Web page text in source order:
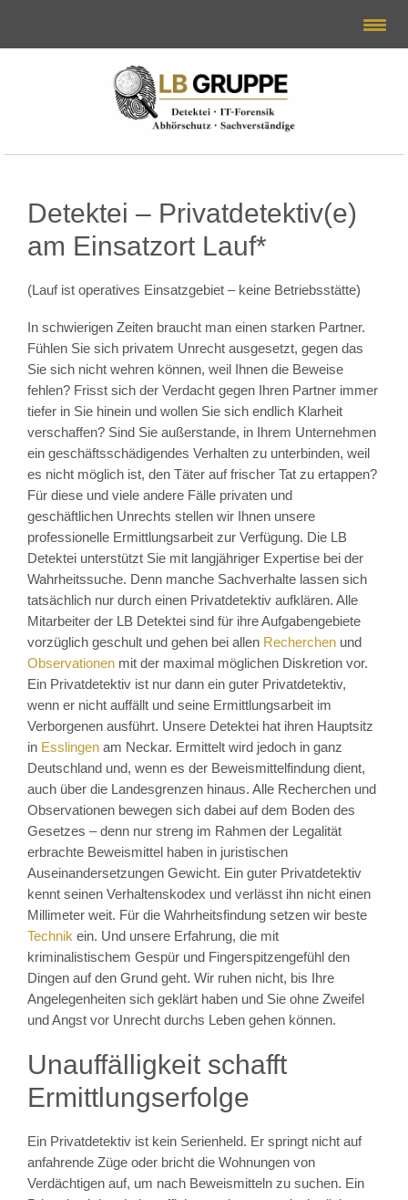
Detektei – Privatdetektiv(e)
am Einsatzort Lauf*
(Lauf ist operatives Einsatzgebiet – keine Betriebsstätte)
In schwierigen Zeiten braucht man einen starken Partner.
Fühlen Sie sich privatem Unrecht ausgesetzt, gegen das
Sie sich nicht wehren können, weil Ihnen die Beweise
fehlen? Frisst sich der Verdacht gegen Ihren Partner immer
tiefer in Sie hinein und wollen Sie sich endlich Klarheit
verschaffen? Sind Sie außerstande, in Ihrem Unternehmen
ein geschäftsschädigendes Verhalten zu unterbinden, weil
es nicht möglich ist, den Täter auf frischer Tat zu ertappen?
Für diese und viele andere Fälle privaten und
geschäftlichen Unrechts stellen wir Ihnen unsere
professionelle Ermittlungsarbeit zur Verfügung. Die LB
Detektei unterstützt Sie mit langjähriger Expertise bei der
Wahrheitssuche. Denn manche Sachverhalte lassen sich
tatsächlich nur durch einen Privatdetektiv aufklären. Alle
Mitarbeiter der LB Detektei sind für ihre Aufgabengebiete
vorzüglich geschult und gehen bei allen Recherchen und
Observationen mit der maximal möglichen Diskretion vor.
Ein Privatdetektiv ist nur dann ein guter Privatdetektiv,
wenn er nicht auffällt und seine Ermittlungsarbeit im
Verborgenen ausführt. Unsere Detektei hat ihren Hauptsitz
in Esslingen am Neckar. Ermittelt wird jedoch in ganz
Deutschland und, wenn es der Beweismittelfindung dient,
auch über die Landesgrenzen hinaus. Alle Recherchen und
Observationen bewegen sich dabei auf dem Boden des
Gesetzes – denn nur streng im Rahmen der Legalität
erbrachte Beweismittel haben in juristischen
Auseinandersetzungen Gewicht. Ein guter Privatdetektiv
kennt seinen Verhaltenskodex und verlässt ihn nicht einen
Millimeter weit. Für die Wahrheitsfindung setzen wir beste
Technik ein. Und unsere Erfahrung, die mit
kriminalistischem Gespür und Fingerspitzengefühl den
Dingen auf den Grund geht. Wir ruhen nicht, bis Ihre
Angelegenheiten sich geklärt haben und Sie ohne Zweifel
und Angst vor Unrecht durchs Leben gehen können.
Unauffälligkeit schafft
Ermittlungserfolge
Ein Privatdetektiv ist kein Serienheld. Er springt nicht auf
anfahrende Züge oder bricht die Wohnungen von
Verdächtigen auf, um nach Beweismitteln zu suchen. Ein